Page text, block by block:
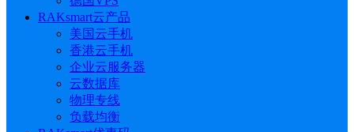
RAKsmart云产品
美国云手机
香港云手机
企业云服务器
云数据库
物理专线
负载均衡